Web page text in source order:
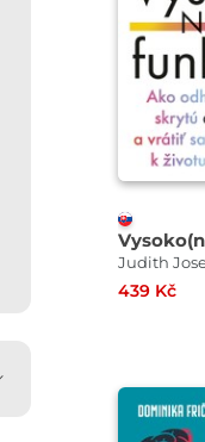
Judith
439 Kč